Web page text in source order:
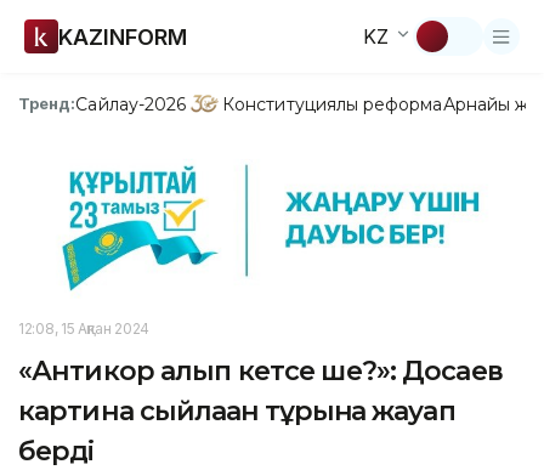
KAZINFORM KZ
Тренд:Сайлау-2026 Конституциялық реформаАрнайы
12:08, 15 Ақпан 2024
«Антикор алып кетсе ше?»: Досаев
картина сыйлаған тұрғынға жауап
берді